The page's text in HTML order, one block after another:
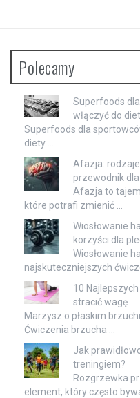
Polecamy
Superfoods
włączyć do
Superfoods dla
diety …
Afazja:
przewodnik
Afazja to
które potrafi zmienić …
Wiosłowanie
korzyści dla
Wiosłowanie
najskuteczniejszych
10
stracić wagę
Marzysz o płaskim
Ćwiczenia brzucha …
Jak
treningiem?
Rozgrzewka
element, który często